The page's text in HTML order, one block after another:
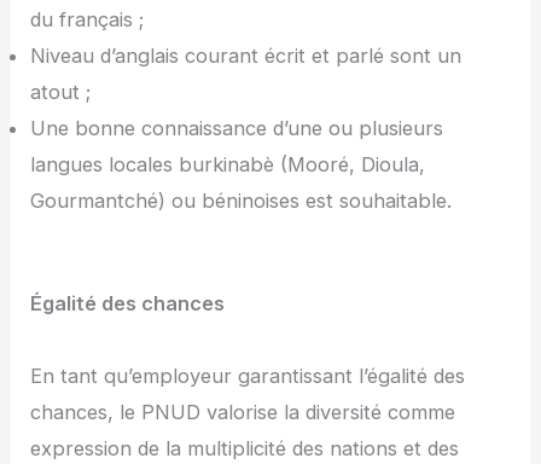
du français ;
Niveau d’anglais courant écrit et parlé sont un
atout ;
Une bonne connaissance d’une ou plusieurs
langues locales burkinabè (Mooré, Dioula,
Gourmantché) ou béninoises est souhaitable.
Égalité des chances
En tant qu’employeur garantissant l’égalité des
chances, le PNUD valorise la diversité comme
expression de la multiplicité des nations et des